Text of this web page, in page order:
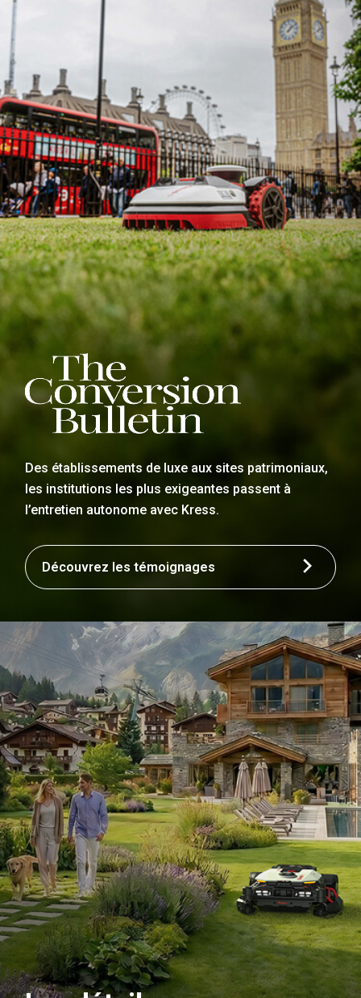
Des établissements de luxe aux sites patrimoniaux,
les institutions les plus exigeantes passent à
l’entretien autonome avec Kress.
Découvrez les témoignages